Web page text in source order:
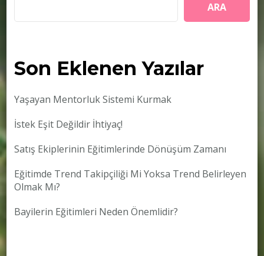
ARA
Son Eklenen Yazılar
Yaşayan Mentorluk Sistemi Kurmak
İstek Eşit Değildir İhtiyaç!
Satış Ekiplerinin Eğitimlerinde Dönüşüm Zamanı
Eğitimde Trend Takipçiliği Mi Yoksa Trend Belirleyen
Olmak Mı?
Bayilerin Eğitimleri Neden Önemlidir?